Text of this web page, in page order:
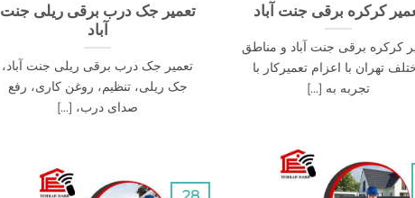
کرکره برقی جنت آباد
کرکره برقی جنت آباد و مناطق
تهران با اعزام تعمیرکار با
تجربه به [...]
تعمیر جک درب برقی ریلی جنت
آباد
‌تعمیر جک درب برقی ریلی جنت آباد،
جک ریلی، تنظیم، روغن کاری، رفع
صدای درب، [...]